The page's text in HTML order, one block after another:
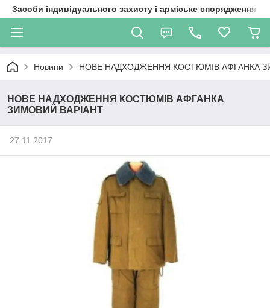
Засоби індивідуального захисту і арміське спорядження
Новини НОВЕ НАДХОДЖЕННЯ КОСТЮМІВ АФГАНКА
НОВЕ НАДХОДЖЕННЯ КОСТЮМІВ АФГАНКА
ЗИМОВИЙ ВАРІАНТ
27.11.2017